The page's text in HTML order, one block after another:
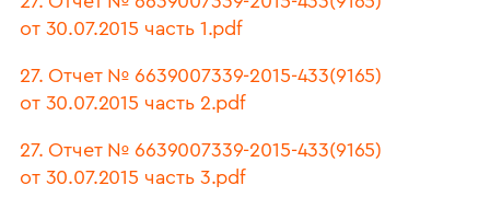
от 30.07.2015 часть 1.pdf
27. Отчет № 6639007339-2015-433(9165)
от 30.07.2015 часть 2.pdf
27. Отчет № 6639007339-2015-433(9165)
от 30.07.2015 часть 3.pdf